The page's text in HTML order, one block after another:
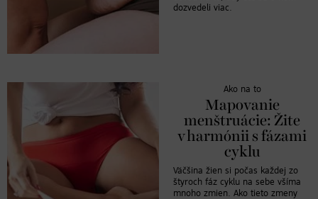
dozvedeli viac.
Ako na to
Mapovanie
menštruácie: Žite
v harmónii s fázami
cyklu
Väčšina žien si počas každej zo
štyroch fáz cyklu na sebe všíma
mnoho zmien. Ako tieto zmeny